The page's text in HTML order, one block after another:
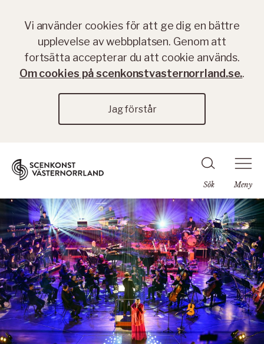
Vi använder cookies för att ge dig en bättre
upplevelse av webbplatsen. Genom att
fortsätta accepterar du att cookie används.
Om cookies på scenkonstvasternorrland.se..
Jag förstår
Sök Meny